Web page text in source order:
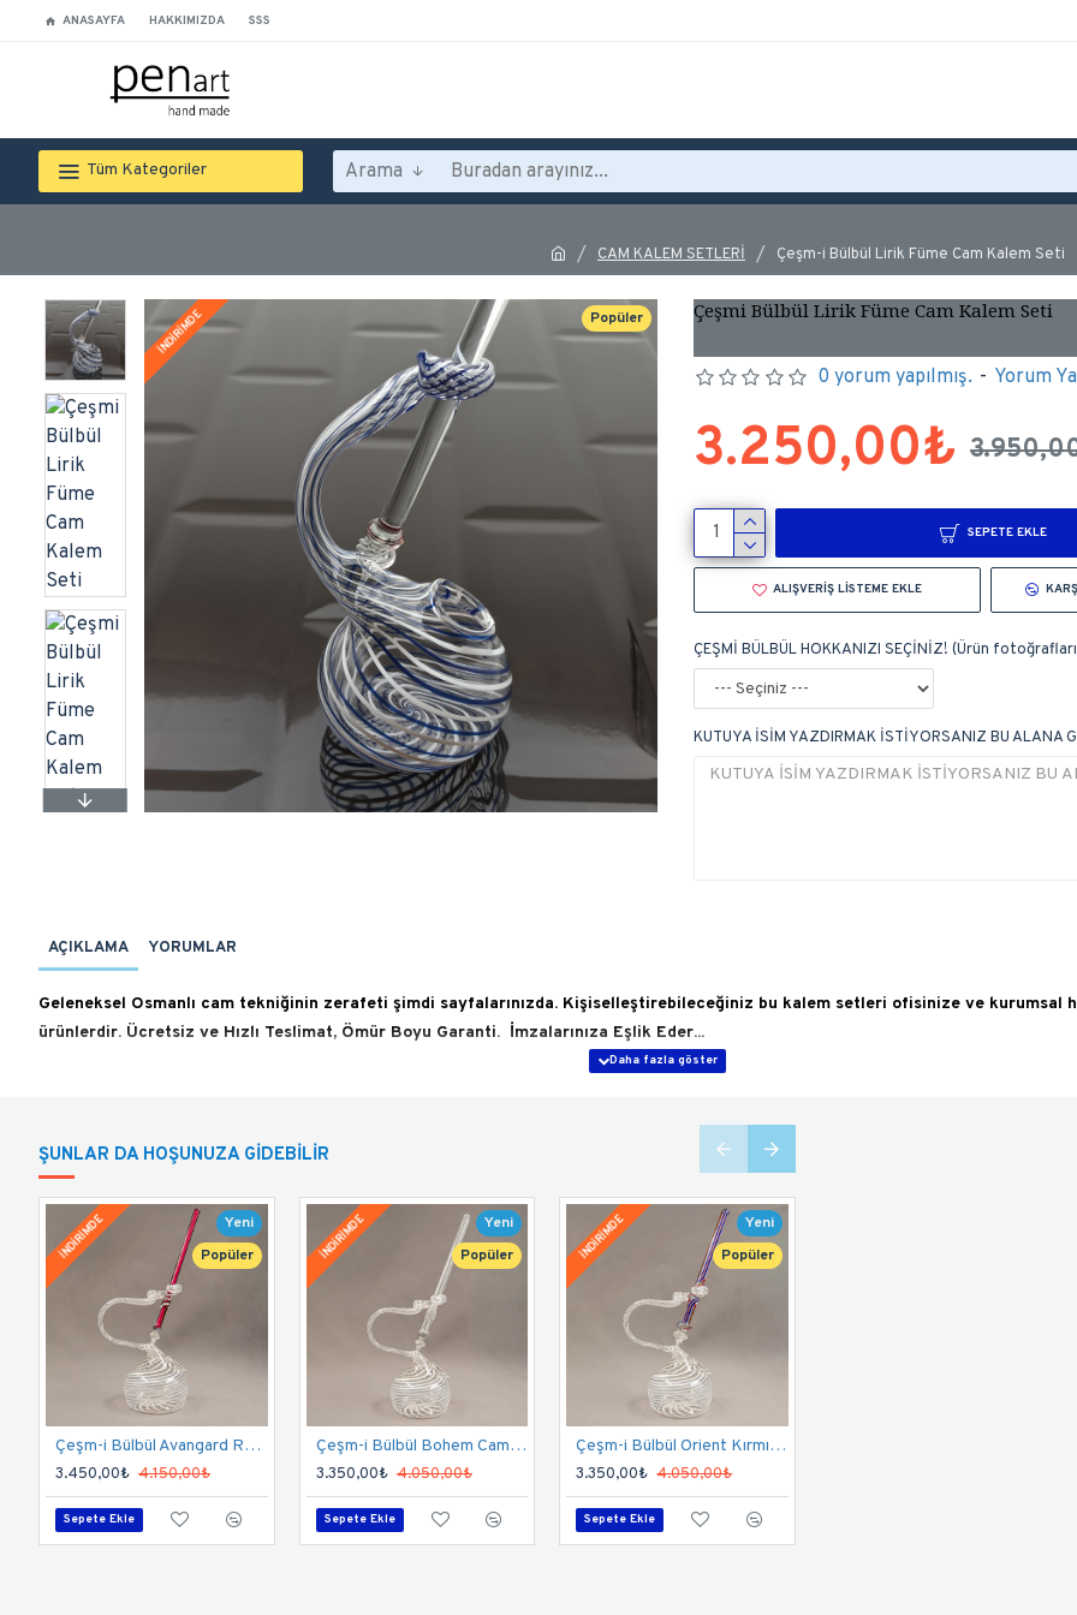
ANASAYFA HAKKIMIZDA SSS
Tüm Kategoriler Arama
CAM KALEM SETLERİ Çeşm-i Bülbül Lirik Füme Cam Kalem Seti
Popüler
İNDİRİMDE Çeşmi Bülbül Lirik Füme Cam Kalem Seti
0 yorum yapılmış. - Yorum
3.250,00₺
ÇEŞMİ BÜLBÜL HOKKANIZI SEÇİNİZ! (Ürün
KUTUYA İSİM YAZDIRMAK İSTİYORSANIZ BU ALANA
SEPETE EKLE
ALIŞVERIŞ LISTEME EKLE
AÇIKLAMA YORUMLAR
Geleneksel Osmanlı cam tekniğinin zerafeti şimdi sayfalarınızda. Kişiselleştirebileceğiniz bu kalem setleri ofisinize ve kurumsal
ürünlerdir. Ücretsiz ve Hızlı Teslimat, Ömür Boyu Garanti. İmzalarınıza Eşlik Eder...
Hokkası Osmanlı "Çeşm-i Bülbül" tekniği ile üretilmiştir. Kalemi Lirik seriden Füme kalemdir. Muhteşem, bülbül
Hokkalar geleneksel bir teknikle yapılmıştır. Bu hokkaları dünyada sadece Penart üretmektedir ve harika bir
hokkalardır.
Çeşm-i Bülbül seri hokka ile gönderilir. Hokkayı kendiniz seçersiniz. Kutusunda 1 Lirik Kalem, 1 Çeşm-i Bülbül
mavi mürekkep ve 1 Kalem yastığı vardır.
Kalemlerimizin uçlarını özel bir teknikle hazırlarız; kalem uçları, son derece yumuşaktır ve muhteşem bir yazım
Her iki el için de kullanımı çok rahattır. Tutuş için ideal ağırlıktadır.
Kalem boyu 14-16 cm olup, gövde çapı 6-8 mm’dir. Uçları tamamen elde şekillendiği için her kalemin uç ölçüsü
ŞUNLAR DA HOŞUNUZA GIDEBILIR
Yeni
Popüler
İNDİRİMDE
Çeşm-i Bülbül Avangard Rose Cam Kalem Seti
3.450,00₺ 4.150,00₺
Sepete Ekle
Yeni
Popüler
İNDİRİMDE
Çeşm-i Bülbül Bohem Cam Kalem Seti
3.350,00₺ 4.050,00₺
Sepete Ekle
Yeni
Popüler
İNDİRİMDE
Çeşm-i Bülbül Orient Kırmızı Cam Kalem Seti
3.350,00₺ 4.050,00₺
Sepete Ekle